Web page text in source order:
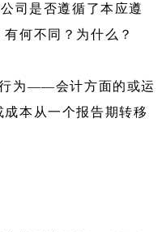
司是否遵循了本应遵
何不同？为什么？
行为——会计方面的或运
本从一个报告期转移